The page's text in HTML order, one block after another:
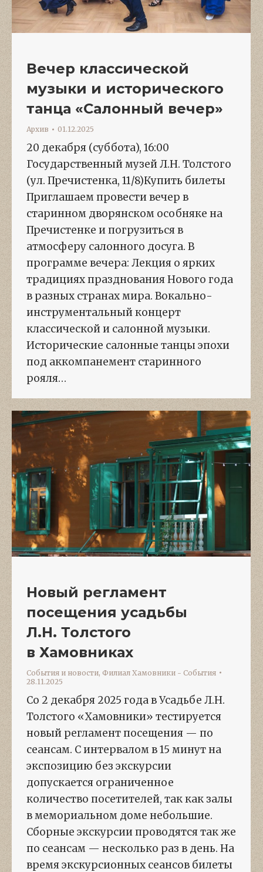
Вечер классической
музыки и исторического
танца «Салонный вечер»
Архив 01.12.2025
20 декабря (суббота), 16:00
Государственный музей Л.Н. Толстого
(ул. Пречистенка, 11/8)Купить билеты
Приглашаем провести вечер в
старинном дворянском особняке на
Пречистенке и погрузиться в
атмосферу салонного досуга. В
программе вечера: Лекция о ярких
традициях празднования Нового года
в разных странах мира. Вокально-
инструментальный концерт
классической и салонной музыки.
Исторические салонные танцы эпохи
под аккомпанемент старинного
рояля…
Новый регламент
посещения усадьбы
Л.Н. Толстого
в Хамовниках
События и новости, Филиал Хамовники - События
28.11.2025
Со 2 декабря 2025 года в Усадьбе Л.Н.
Толстого «Хамовники» тестируется
новый регламент посещения — по
сеансам. С интервалом в 15 минут на
экспозицию без экскурсии
допускается ограниченное
количество посетителей, так как залы
в мемориальном доме небольшие.
Сборные экскурсии проводятся так же
по сеансам — несколько раз в день. На
время экскурсионных сеансов билеты